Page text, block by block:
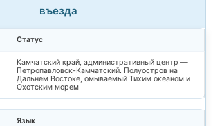
въезда
Статус
Камчатский край, административный центр —
Петропавловск-Камчатский. Полуостров на
Дальнем Востоке, омываемый Тихим океаном и
Охотским морем
Язык